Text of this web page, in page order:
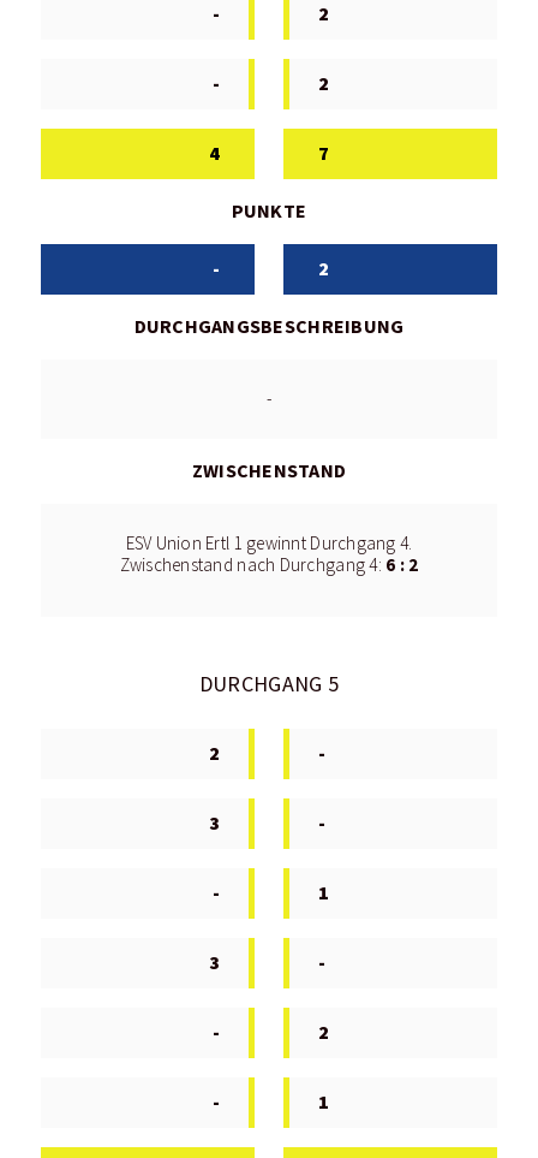
- 2
- 2
4 7
PUNKTE
- 2
DURCHGANGSBESCHREIBUNG
-
ZWISCHENSTAND
ESV Union Ertl 1 gewinnt Durchgang 4.
Zwischenstand nach Durchgang 4: 6 : 2
DURCHGANG 5
2 -
3 -
- 1
3 -
- 2
- 1